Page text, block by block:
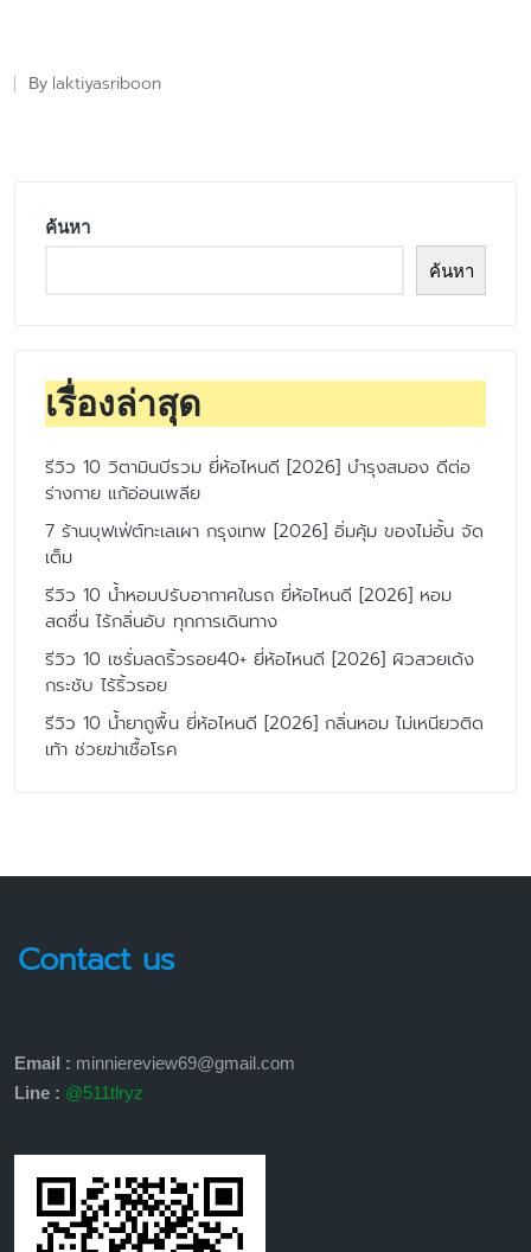
Posted
By laktiyasriboon
ค้นหา
ค้นหา
เรื่องล่าสุด
รีวิว 10 วิตามินบีรวม ยี่ห้อไหนดี [2026] บำรุงสมอง ดีต่อ
ร่างกาย แก้อ่อนเพลีย
7 ร้านบุฟเฟ่ต์ทะเลเผา กรุงเทพ [2026] อิ่มคุ้ม ของไม่อั้น จัด
เต็ม
รีวิว 10 น้ำหอมปรับอากาศในรถ ยี่ห้อไหนดี [2026] หอม
สดชื่น ไร้กลิ่นอับ ทุกการเดินทาง
รีวิว 10 เซรั่มลดริ้วรอย40+ ยี่ห้อไหนดี [2026] ผิวสวยเด้ง
กระชับ ไร้ริ้วรอย
รีวิว 10 น้ำยาถูพื้น ยี่ห้อไหนดี [2026] กลิ่นหอม ไม่เหนียวติด
เท้า ช่วยฆ่าเชื้อโรค
Contact us
Email : minniereview69@gmail.com
Line : @511tlryz